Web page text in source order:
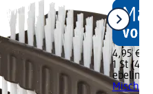
4,95 €
1 St
ebelin